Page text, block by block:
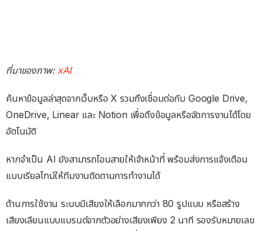
ที่มาของภาพ: xAI
ค้นหาข้อมูลล่าสุดจากเว็บหรือ X รวมถึงเชื่อมต่อกับ Google Drive,
OneDrive, Linear และ Notion เพื่อดึงข้อมูลหรือจัดการงานได้โดย
อัตโนมัติ
หากจำเป็น AI ยังสามารถโอนสายให้เจ้าหน้าที่ พร้อมส่งการแจ้งเตือน
แบบเรียลไทม์ให้ทีมงานติดตามการทำงานได้
ด้านการใช้งาน ระบบมีเสียงให้เลือกมากกว่า 80 รูปแบบ หรือสร้าง
เสียงเลียนแบบแบรนด์จากตัวอย่างเสียงเพียง 2 นาที รองรับหมายเลข